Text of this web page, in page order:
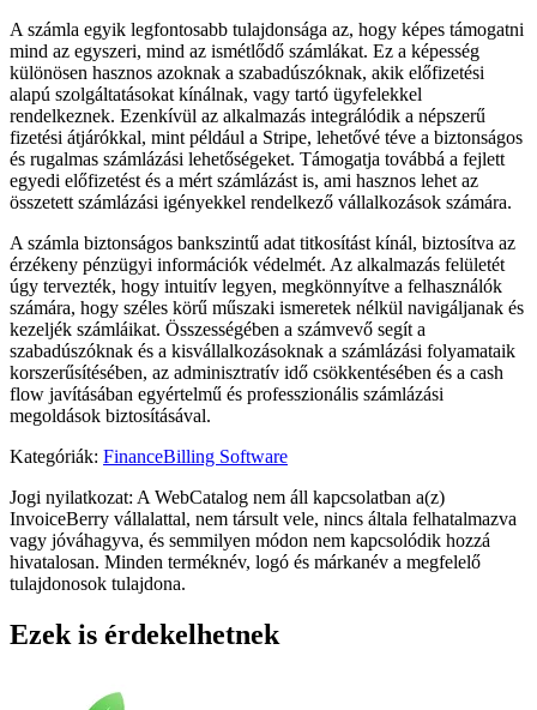
A számla egyik legfontosabb tulajdonsága az, hogy képes támogatni
mind az egyszeri, mind az ismétlődő számlákat. Ez a képesség
különösen hasznos azoknak a szabadúszóknak, akik előfizetési
alapú szolgáltatásokat kínálnak, vagy tartó ügyfelekkel
rendelkeznek. Ezenkívül az alkalmazás integrálódik a népszerű
fizetési átjárókkal, mint például a Stripe, lehetővé téve a biztonságos
és rugalmas számlázási lehetőségeket. Támogatja továbbá a fejlett
egyedi előfizetést és a mért számlázást is, ami hasznos lehet az
összetett számlázási igényekkel rendelkező vállalkozások számára.
A számla biztonságos bankszintű adat titkosítást kínál, biztosítva az
érzékeny pénzügyi információk védelmét. Az alkalmazás felületét
úgy tervezték, hogy intuitív legyen, megkönnyítve a felhasználók
számára, hogy széles körű műszaki ismeretek nélkül navigáljanak és
kezeljék számláikat. Összességében a számvevő segít a
szabadúszóknak és a kisvállalkozásoknak a számlázási folyamataik
korszerűsítésében, az adminisztratív idő csökkentésében és a cash
flow javításában egyértelmű és professzionális számlázási
megoldások biztosításával.
Kategóriák: FinanceBilling Software
Jogi nyilatkozat: A WebCatalog nem áll kapcsolatban a(z)
InvoiceBerry vállalattal, nem társult vele, nincs általa felhatalmazva
vagy jóváhagyva, és semmilyen módon nem kapcsolódik hozzá
hivatalosan. Minden terméknév, logó és márkanév a megfelelő
tulajdonosok tulajdona.
Ezek is érdekelhetnek